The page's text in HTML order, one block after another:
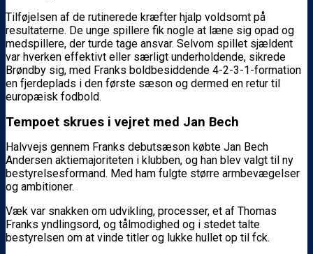
Tilføjelsen af de rutinerede kræfter hjalp voldsomt på
resultaterne. De unge spillere fik nogle at læne sig opad og
medspillere, der turde tage ansvar. Selvom spillet sjældent
var hverken effektivt eller særligt underholdende, sikrede
Brøndby sig, med Franks boldbesiddende 4-2-3-1-formation
en fjerdeplads i den første sæson og dermed en retur til
europæisk fodbold.
Tempoet skrues i vejret med Jan Bech
Halvvejs gennem Franks debutsæson købte Jan Bech
Andersen aktiemajoriteten i klubben, og han blev valgt til ny
bestyrelsesformand. Med ham fulgte større armbevægelser
og ambitioner.
Væk var snakken om udvikling, processer, et af Thomas
Franks yndlingsord, og tålmodighed og i stedet talte
bestyrelsen om at vinde titler og lukke hullet op til fck.